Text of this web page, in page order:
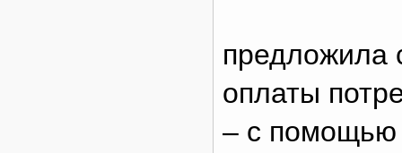
предложила
оплаты
– с помощью